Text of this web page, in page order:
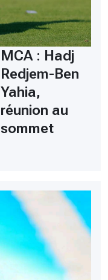
MCA : Hadj
Redjem-Ben
Yahia,
réunion au
sommet